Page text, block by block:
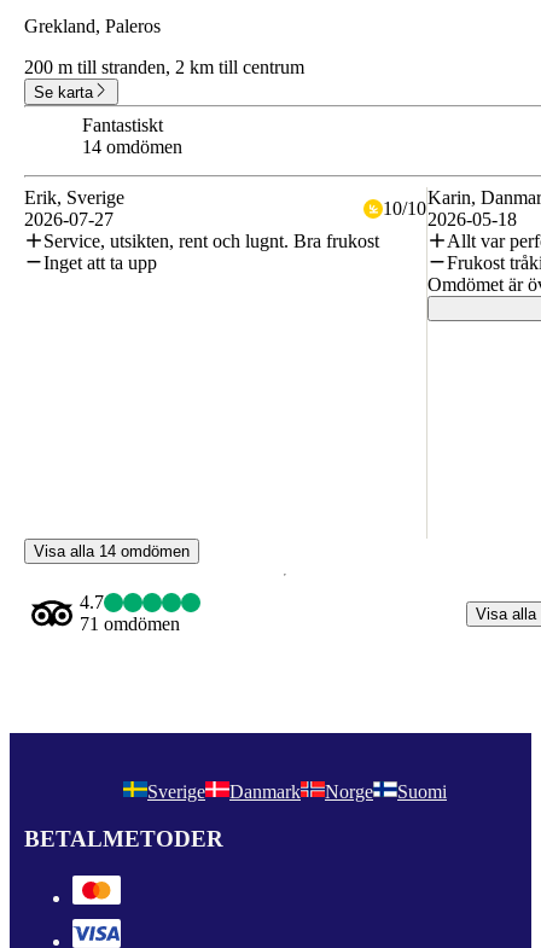
Grekland, Paleros
200 m till stranden, 2 km till centrum
Se karta
Fantastiskt
14 omdömen
Erik, Sverige
2026-07-27
10/10
Service, utsikten, rent och lugnt. Bra frukost
Inget att ta upp
Karin,
2026-05-18
Allt var
Frukost
Omdömet är
Visa alla 14 omdömen
4.7
71 omdömen
Visa alla
Sverige Danmark Norge Suomi
BETALMETODER